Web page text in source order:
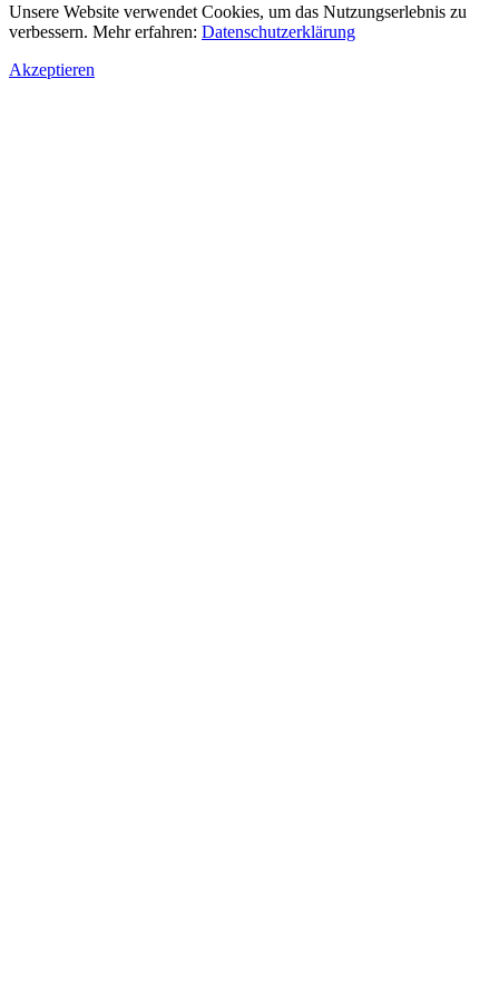
Unsere Website verwendet Cookies, um das Nutzungserlebnis zu
verbessern. Mehr erfahren: Datenschutzerklärung
Akzeptieren